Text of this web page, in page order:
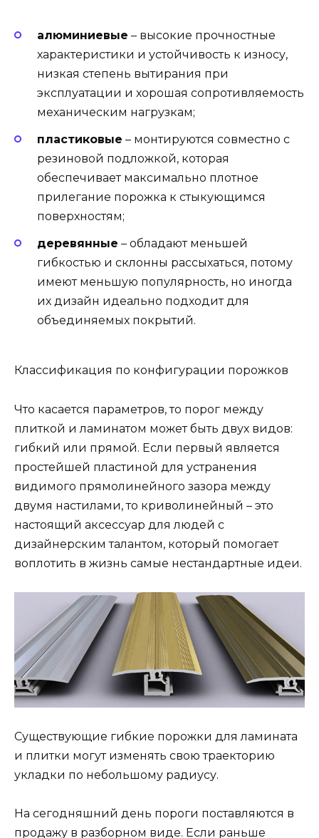
алюминиевые – высокие прочностные
характеристики и устойчивость к износу,
низкая степень вытирания при
эксплуатации и хорошая сопротивляемость
механическим нагрузкам;
пластиковые – монтируются совместно с
резиновой подложкой, которая
обеспечивает максимально плотное
прилегание порожка к стыкующимся
поверхностям;
деревянные – обладают меньшей
гибкостью и склонны рассыхаться, потому
имеют меньшую популярность, но иногда
их дизайн идеально подходит для
объединяемых покрытий.
Классификация по конфигурации порожков
Что касается параметров, то порог между
плиткой и ламинатом может быть двух видов:
гибкий или прямой. Если первый является
простейшей пластиной для устранения
видимого прямолинейного зазора между
двумя настилами, то криволинейный – это
настоящий аксессуар для людей с
дизайнерским талантом, который помогает
воплотить в жизнь самые нестандартные идеи.
Существующие гибкие порожки для ламината
и плитки могут изменять свою траекторию
укладки по небольшому радиусу.
На сегодняшний день пороги поставляются в
продажу в разборном виде. Если раньше